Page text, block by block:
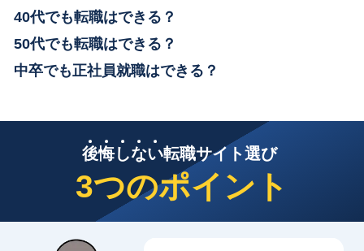
40代でも転職はできる？
50代でも転職はできる？
中卒でも正社員就職はできる？
後悔しない転職サイト選び
3つのポイント